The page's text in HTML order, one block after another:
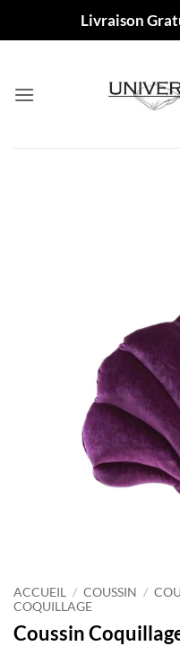
Livraison
ACCUEIL / COUSSIN /
COQUILLAGE
Coussin